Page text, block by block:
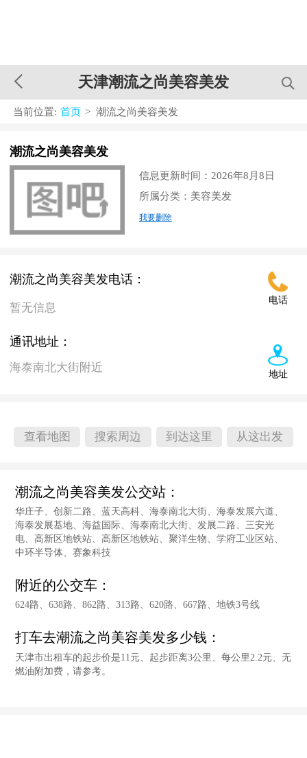
天津潮流之尚美容美发
当前位置: 首页 > 潮流之尚美容美发
潮流之尚美容美发
信息更新时间：2026年8月8日
所属分类：美容美发
我要删除
电话
潮流之尚美容美发电话：
暂无信息
地址
通讯地址：
海泰南北大街附近
查看地图 搜索周边 到达这里 从这出发
潮流之尚美容美发公交站：
华庄子、创新二路、蓝天高科、海泰南北大街、海泰发展六道、
海泰发展基地、海益国际、海泰南北大街、发展二路、三安光
电、高新区地铁站、高新区地铁站、聚洋生物、学府工业区站、
中环半导体、赛象科技
附近的公交车：
624路、638路、862路、313路、620路、667路、地铁3号线
打车去潮流之尚美容美发多少钱：
天津市出租车的起步价是11元、起步距离3公里、每公里2.2元、无
燃油附加费，请参考。